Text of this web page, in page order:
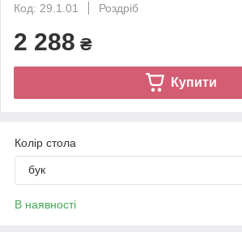
Код: 29.1.01
Роздріб
2 288 ₴
Купити
Колір стола
бук
В наявності